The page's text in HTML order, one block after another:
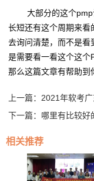
大部分的这个
长短还有这个周期来看
去询问清楚，而不是看
是需要看一看这个这
那么这篇文章有帮助到
上一篇： 2021年软考
下一篇： 哪里有比较好
相关推荐